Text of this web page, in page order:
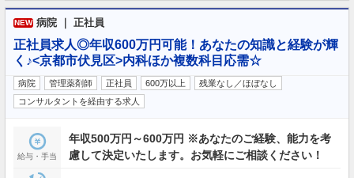
NEW 病院 ｜ 正社員
正社員求人◎年収600万円可能！あなたの知識と経験が輝
く♪<京都市伏見区>内科ほか複数科目応需☆
病院 管理薬剤師 正社員 600万以上
残業なし／ほぼなし
コンサルタントを経由する求人
給与・手当
年収500万円～600万円 ※あなたのご経験、能力を考
慮して決定いたします。お気軽にご相談ください！